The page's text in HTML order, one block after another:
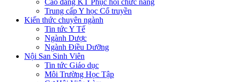
Trung cấp Y học Cổ truyền
Kiến thức chuyên ngành
Tin tức Y Tế
Ngành Dược
Ngành Điều Dưỡng
Nội San Sinh Viên
Tin tức Giáo dục
Môi Trường Học Tập